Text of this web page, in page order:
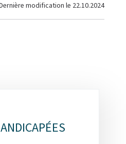
modification le 22.10.2024